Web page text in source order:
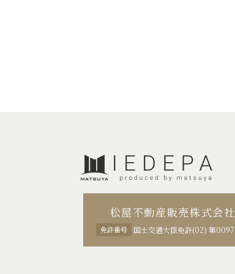
松屋不動産販売株式会社
免許番号 国土交通大臣免許(02) 第